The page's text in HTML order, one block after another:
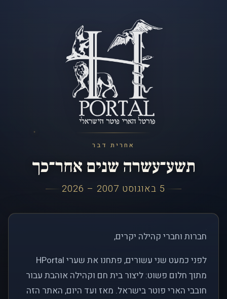
אחרית דבר
תשע־עשרה שנים אחר־כך
5 באוגוסט 2007 – 2026
חברות וחברי קהילה יקרים,
לפני כמעט שני עשורים, פתחנו את שערי HPortal
מתוך חלום פשוט: ליצור בית חם וקהילה אוהבת עבור
חובבי הארי פוטר בישראל. מאז ועד היום, האתר הזה